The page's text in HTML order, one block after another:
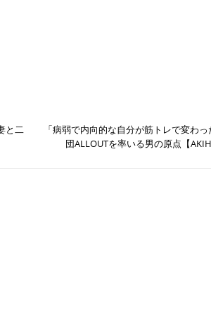
と二
「病弱で内向的な自分が筋トレで変わ
団ALLOUTを率いる男の原点【